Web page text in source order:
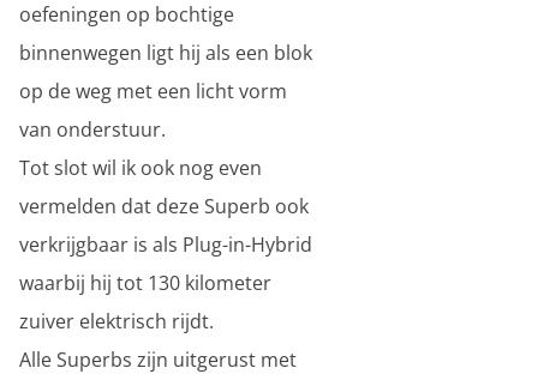
oefeningen op bochtige
binnenwegen ligt hij als een blok
op de weg met een licht vorm
van onderstuur.
Tot slot wil ik ook nog even
vermelden dat deze Superb ook
verkrijgbaar is als Plug-in-Hybrid
waarbij hij tot 130 kilometer
zuiver elektrisch rijdt.
Alle Superbs zijn uitgerust met